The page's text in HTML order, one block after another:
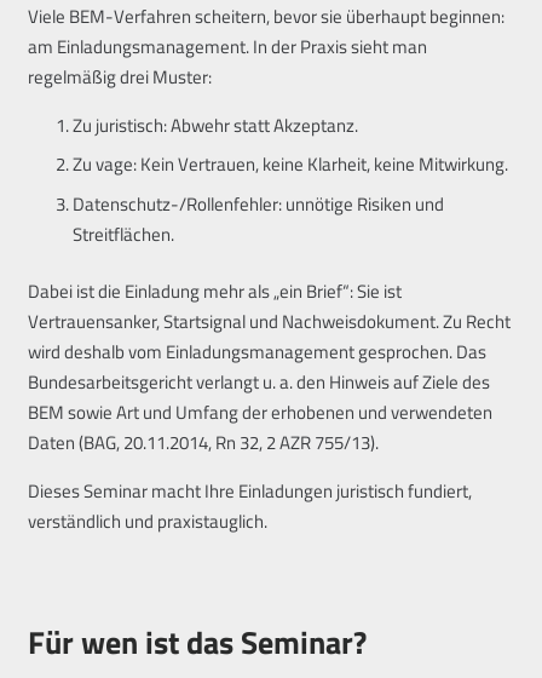
Viele BEM-Verfahren scheitern, bevor sie überhaupt beginnen:
am Einladungsmanagement. In der Praxis sieht man
regelmäßig drei Muster:
Zu juristisch: Abwehr statt Akzeptanz.
Zu vage: Kein Vertrauen, keine Klarheit, keine Mitwirkung.
Datenschutz-/Rollenfehler: unnötige Risiken und
Streitflächen.
Dabei ist die Einladung mehr als „ein Brief“: Sie ist
Vertrauensanker, Startsignal und Nachweisdokument. Zu Recht
wird deshalb vom Einladungsmanagement gesprochen. Das
Bundesarbeitsgericht verlangt u. a. den Hinweis auf Ziele des
BEM sowie Art und Umfang der erhobenen und verwendeten
Daten (BAG, 20.11.2014, Rn 32, 2 AZR 755/13).
Dieses Seminar macht Ihre Einladungen juristisch fundiert,
verständlich und praxistauglich.
Für wen ist das Seminar?